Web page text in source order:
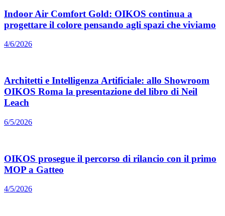
Indoor Air Comfort Gold: OIKOS continua a
progettare il colore pensando agli spazi che viviamo
4/6/2026
Architetti e Intelligenza Artificiale: allo Showroom
OIKOS Roma la presentazione del libro di Neil
Leach
6/5/2026
OIKOS prosegue il percorso di rilancio con il primo
MOP a Gatteo
4/5/2026